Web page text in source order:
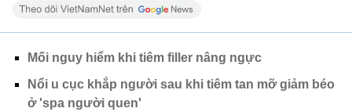
Mối nguy hiểm khi tiêm filler nâng ngực
Nổi u cục khắp người sau khi tiêm tan mỡ giảm béo
ở 'spa người quen'